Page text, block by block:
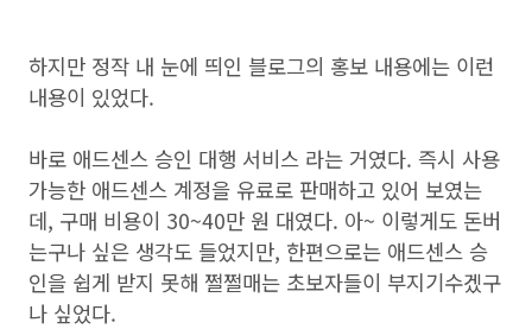
하지만 정작 내 눈에 띄인 블로그의 홍보 내용에는 이런
내용이 있었다.
바로 애드센스 승인 대행 서비스 라는 거였다. 즉시 사용
가능한 애드센스 계정을 유료로 판매하고 있어 보였는
데, 구매 비용이 30~40만 원 대였다. 아~ 이렇게도 돈버
는구나 싶은 생각도 들었지만, 한편으로는 애드센스 승
인을 쉽게 받지 못해 쩔쩔매는 초보자들이 부지기수겠구
나 싶었다.